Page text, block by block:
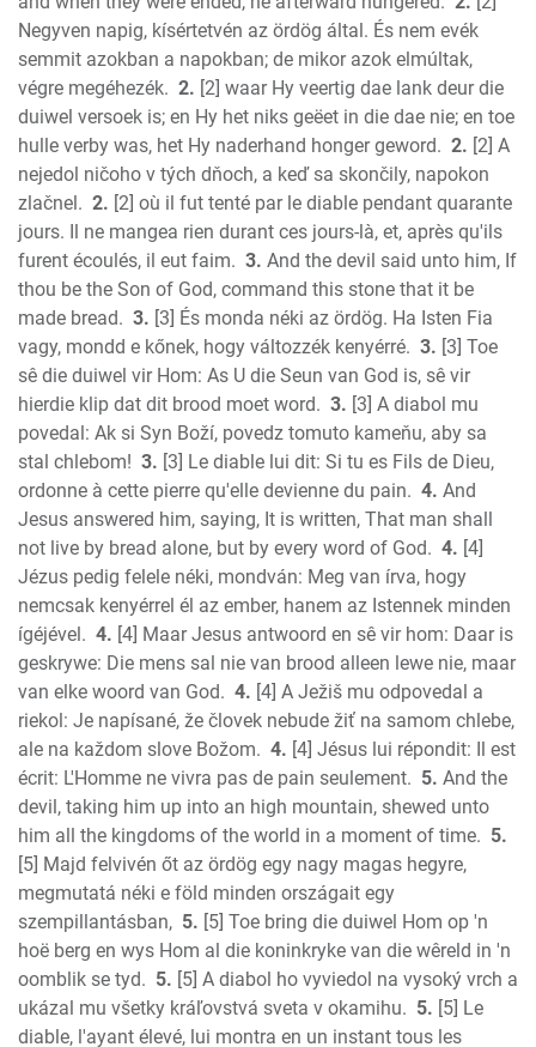
S of Solomon
Isaiah
Jeremiah
Lamentations
Ezekiel
Daniel
Hosea
Joel
Amos
Obadiah
Jonah
Micah
Nahum
Habakkuk
Zephaniah
Haggai
Zechariah
New Testament
Malachi
Matthew
Mark
Luke
John
Acts
Romans
1 Corinthians
2 Corinthians
Galatians
Ephesians
Phillipians
Colossians
1 Thess.
Negyven napig, kísértetvén az ördög által. És nem evék
semmit azokban a napokban; de mikor azok elmúltak,
végre megéhezék. 2. [2] waar Hy veertig dae lank deur die
duiwel versoek is; en Hy het niks geëet in die dae nie; en toe
hulle verby was, het Hy naderhand honger geword. 2. [2] A
nejedol ničoho v tých dňoch, a keď sa skončily, napokon
zlačnel. 2. [2] où il fut tenté par le diable pendant quarante
jours. Il ne mangea rien durant ces jours-là, et, après qu'ils
furent écoulés, il eut faim. 3. And the devil said unto him, If
thou be the Son of God, command this stone that it be
made bread. 3. [3] És monda néki az ördög. Ha Isten Fia
vagy, mondd e kőnek, hogy változzék kenyérré. 3. [3] Toe
sê die duiwel vir Hom: As U die Seun van God is, sê vir
hierdie klip dat dit brood moet word. 3. [3] A diabol mu
povedal: Ak si Syn Boží, povedz tomuto kameňu, aby sa
stal chlebom! 3. [3] Le diable lui dit: Si tu es Fils de Dieu,
ordonne à cette pierre qu'elle devienne du pain. 4. And
Jesus answered him, saying, It is written, That man shall
not live by bread alone, but by every word of God. 4. [4]
Jézus pedig felele néki, mondván: Meg van írva, hogy
nemcsak kenyérrel él az ember, hanem az Istennek minden
ígéjével. 4. [4] Maar Jesus antwoord en sê vir hom: Daar is
geskrywe: Die mens sal nie van brood alleen lewe nie, maar
van elke woord van God. 4. [4] A Ježiš mu odpovedal a
riekol: Je napísané, že človek nebude žiť na samom chlebe,
ale na každom slove Božom. 4. [4] Jésus lui répondit: Il est
écrit: L'Homme ne vivra pas de pain seulement. 5. And the
devil, taking him up into an high mountain, shewed unto
him all the kingdoms of the world in a moment of time. 5.
[5] Majd felvivén őt az ördög egy nagy magas hegyre,
megmutatá néki e föld minden országait egy
szempillantásban, 5. [5] Toe bring die duiwel Hom op 'n
hoë berg en wys Hom al die koninkryke van die wêreld in 'n
oomblik se tyd. 5. [5] A diabol ho vyviedol na vysoký vrch a
ukázal mu všetky kráľovstvá sveta v okamihu. 5. [5] Le
diable, l'ayant élevé, lui montra en un instant tous les